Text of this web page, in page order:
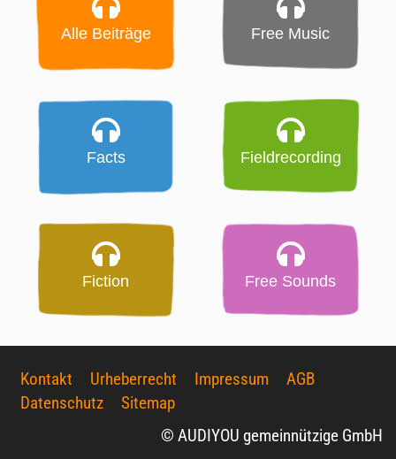
Alle Beiträge Free Music
Facts Fieldrecording
Fiction Free Sounds
Kontakt Urheberrecht Impressum
AGB
Datenschutz
Sitemap
© AUDIYOU gemeinnützige GmbH